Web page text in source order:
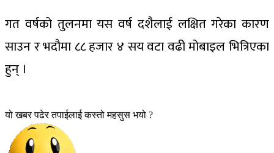
गत वर्षको तुलनमा यस वर्ष दशैलाई लक्षित गरेका कारण
साउन र भदौमा ८८ हजार ४ सय वटा वढी मोबाइल भित्रिएका
हुन् ।
यो खबर पढेर तपाईलाई कस्तो महसुस भयो ?